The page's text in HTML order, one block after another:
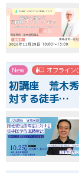
New オフライン
初講座 荒木
対する徒手…